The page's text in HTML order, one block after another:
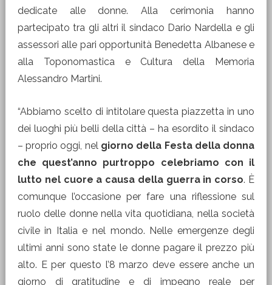
dedicate alle donne. Alla cerimonia hanno
partecipato tra gli altri il sindaco Dario Nardella e gli
assessori alle pari opportunità Benedetta Albanese e
alla Toponomastica e Cultura della Memoria
Alessandro Martini.
“Abbiamo scelto di intitolare questa piazzetta in uno
dei luoghi più belli della città – ha esordito il sindaco
– proprio oggi, nel giorno della Festa della donna
che quest’anno purtroppo celebriamo con il
lutto nel cuore a causa della guerra in corso. È
comunque l’occasione per fare una riflessione sul
ruolo delle donne nella vita quotidiana, nella società
civile in Italia e nel mondo. Nelle emergenze degli
ultimi anni sono state le donne pagare il prezzo più
alto. E per questo l’8 marzo deve essere anche un
giorno di gratitudine e di impegno reale per